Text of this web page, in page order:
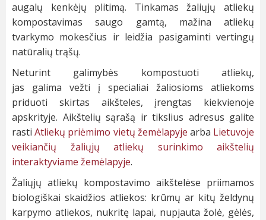
augalų kenkėjų plitimą. Tinkamas žaliųjų atliekų
kompostavimas saugo gamtą, mažina atliekų
tvarkymo mokesčius ir leidžia pasigaminti vertingų
natūralių trąšų.
Neturint galimybės kompostuoti atliekų,
jas galima vežti į specialiai žaliosioms atliekoms
priduoti skirtas aikšteles, įrengtas kiekvienoje
apskrityje. Aikštelių sąrašą ir tikslius adresus galite
rastiAtliekų priėmimo vietų žemėlapyje arba Lietuvoje
veikiančių žaliųjų atliekų surinkimo aikštelių
interaktyviame žemėlapyje.
Žaliųjų atliekų kompostavimo aikštelėse priimamos
biologiškai skaidžios atliekos: krūmų ar kitų želdynų
karpymo atliekos, nukritę lapai, nupjauta žolė, gėlės,